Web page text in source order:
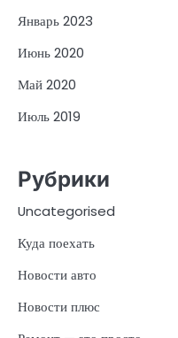
Январь 2023
Июнь 2020
Май 2020
Июль 2019
Рубрики
Uncategorised
Куда поехать
Новости авто
Новости плюс